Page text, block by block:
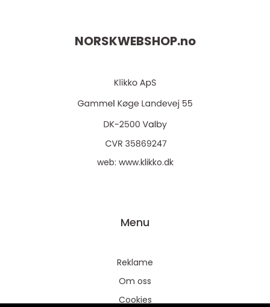
NORSKWEBSHOP.no
web: www.klikko.dk
Menu
Reklame
Om oss
Cookies